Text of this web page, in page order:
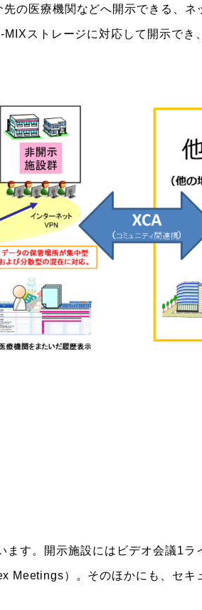
の医療機関などへ開示できる、ネ
ストレージに対応して開示でき
す。開示施設にはビデオ会議1ラ
Meetings）。そのほかにも、セキ